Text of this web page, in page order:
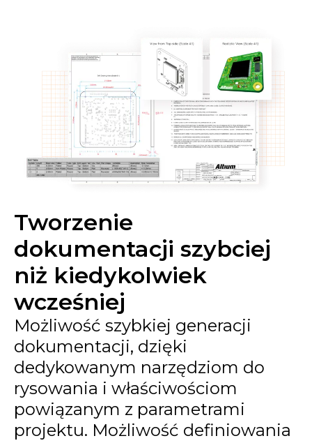
Tworzenie
dokumentacji szybciej
niż kiedykolwiek
wcześniej
Możliwość szybkiej generacji
dokumentacji, dzięki
dedykowanym narzędziom do
rysowania i właściwościom
powiązanym z parametrami
projektu. Możliwość definiowania